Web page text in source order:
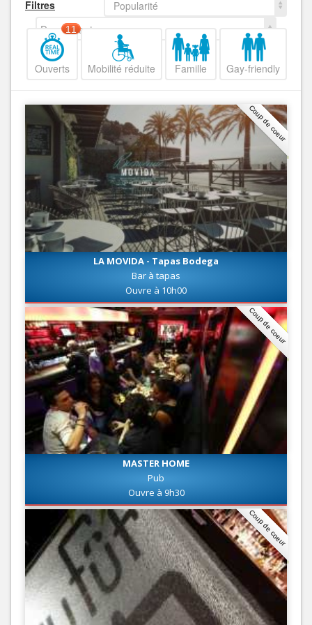
Filtres
Popularité
Decroissant
Ouverts
11
Mobilité réduite Famille Gay-friendly
Coup de coeur
LA MOVIDA - Tapas Bodega
Bar à tapas
Ouvre à 10h00
Coup de coeur
MASTER HOME
Pub
Ouvre à 9h30
Coup de coeur